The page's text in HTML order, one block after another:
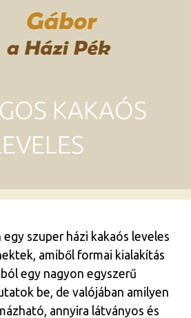
KAKAÓS
egy szuper házi kakaós leveles
amiből formai kialakítás
egy nagyon egyszerű
be, de valójában amilyen
annyira látványos és